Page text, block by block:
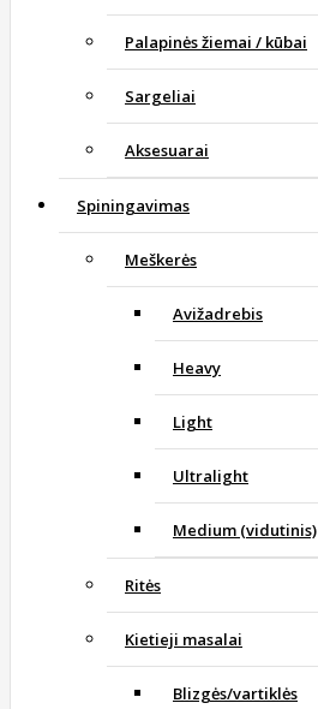
Palapinės žiemai / kūbai
Sargeliai
Aksesuarai
Spiningavimas
Meškerės
Avižadrebis
Heavy
Light
Ultralight
Medium (vidutinis)
Ritės
Kietieji masalai
Blizgės/vartiklės